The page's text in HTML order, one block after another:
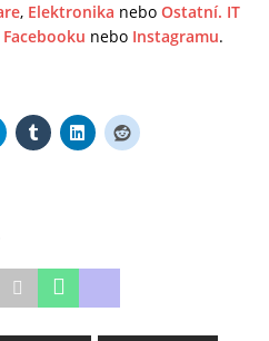
, Elektronika nebo Ostatní. IT
Facebooku nebo Instagramu.